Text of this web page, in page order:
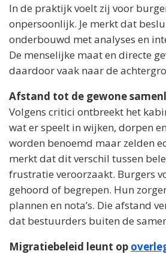
In de praktijk voelt zij voor
onpersoonlijk. Je merkt dat
onderbouwd met analyses en
De menselijke maat en directe
daardoor vaak naar de
Afstand tot de gewone
Volgens critici ontbreekt het
wat er speelt in wijken, dorpen
worden benoemd maar zelden
merkt dat dit verschil tussen
frustratie veroorzaakt. Burgers
gehoord of begrepen. Hun
plannen en nota’s. Die afstand
dat bestuurders buiten de
Migratiebeleid leunt op